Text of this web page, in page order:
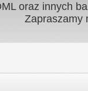
oraz innych
Zapraszamy